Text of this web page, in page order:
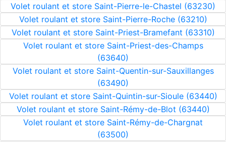
Volet roulant et store Saint-Pierre-le-Chastel (63230)
Volet roulant et store Saint-Pierre-Roche (63210)
Volet roulant et store Saint-Priest-Bramefant (63310)
Volet roulant et store Saint-Priest-des-Champs
(63640)
Volet roulant et store Saint-Quentin-sur-Sauxillanges
(63490)
Volet roulant et store Saint-Quintin-sur-Sioule (63440)
Volet roulant et store Saint-Rémy-de-Blot (63440)
Volet roulant et store Saint-Rémy-de-Chargnat
(63500)